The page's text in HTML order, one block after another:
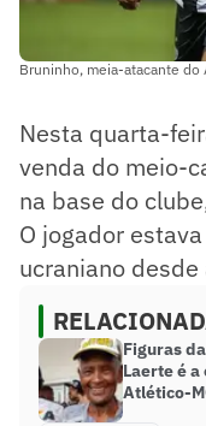
Bruninho, meia-atacante
Nesta quarta-
venda do meio-
na base do
O jogador
ucraniano
Figuras
Laerte é a
Atlético-